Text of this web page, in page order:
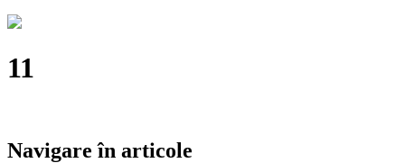
11
Navigare în articole